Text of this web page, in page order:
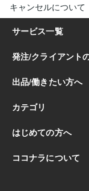
キャンセルについて